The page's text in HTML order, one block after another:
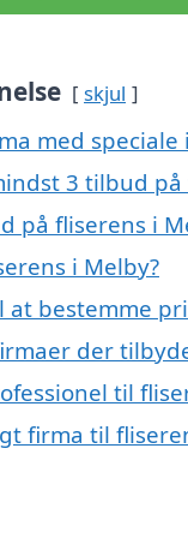
skjul
med
3 tilbud på
på fliserens i
i Melby?
at bestemme
der
til
firma til